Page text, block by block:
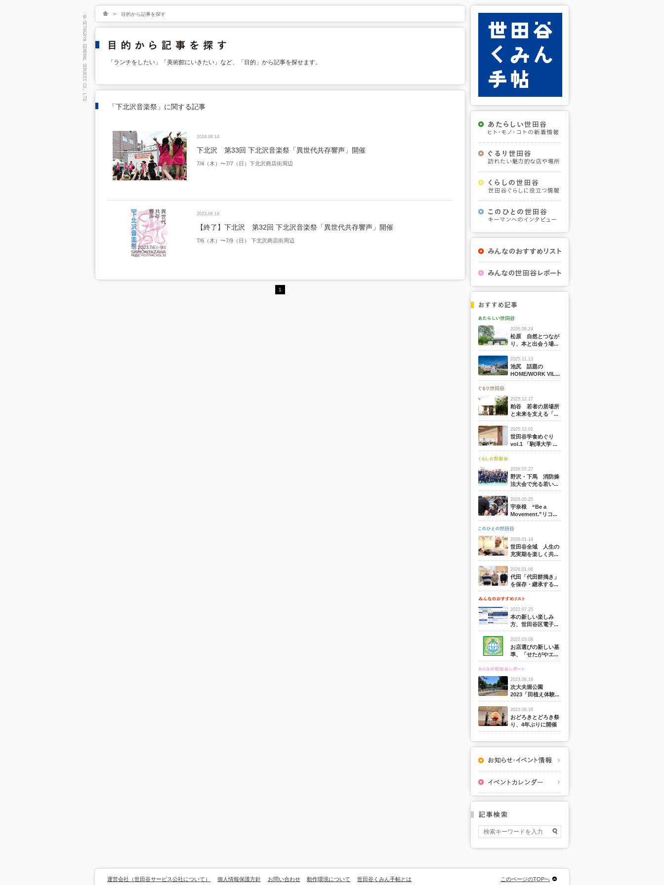
> 目的から記事を探す
「ランチをしたい」「美術館にいきたい」など、「目的」から記事を探せます。
「下北沢音楽祭」に関する記事
2024.06.14
下北沢 第33回 下北沢音楽祭「異世代共存響声」開催
7/4（木）〜7/7（日）下北沢商店街周辺
2023.06.19
【終了】下北沢 第32回 下北沢音楽祭「異世代共存響声」開催
7/6（木）〜7/9（日） 下北沢商店街周辺
1
2026.06.24
松原 自然とつなが
り、本と出会う場...
2025.11.13
池尻 話題の
HOME/WORK VIL...
2025.12.17
粕谷 若者の居場所
と未来を支える「...
2025.12.01
世田谷学食めぐり
vol.1 「駒澤大学 ...
2026.07.27
野沢・下馬 消防操
法大会で光る若い...
2026.05.25
宇奈根 “Be a
Movement.”リコ...
2026.01.14
世田谷全域 人生の
充実期を楽しく共...
2026.01.06
代田「代田餅搗き」
を保存・継承する...
2022.07.25
本の新しい楽しみ
方、世田谷区電子...
2022.03.08
お店選びの新しい基
準、「せたがやエ...
2023.06.16
次大夫堀公園
2023「田植え体験...
2023.06.16
おどろきとどろき祭
り、4年ぶりに開催
運営会社（世田谷サービス公社について） 個人情報保護方針 お問い合わせ 動作環境について 世田谷くみん手帖とは このページのTOPへ